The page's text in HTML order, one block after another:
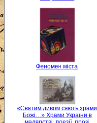
Феномен міста
«Святим дивом сяють храми
Божі…» Храми України в